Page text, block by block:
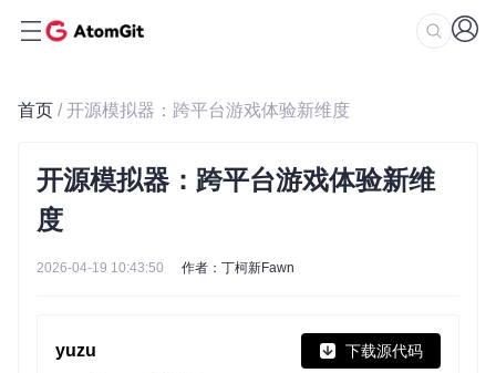
首页 / 开源模拟器：跨平台游戏体验新维度
开源模拟器：跨平台游戏体验新维
度
2026-04-19 10:43:50 作者：丁柯新Fawn
yuzu 下载源代码